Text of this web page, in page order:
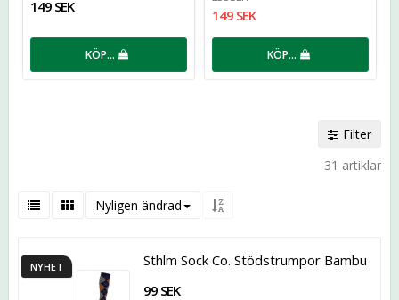
149 SEK
KÖP…
149 SEK
KÖP…
Filter
31 artiklar
Nyligen ändrad
NYHET
Sthlm Sock Co. Stödstrumpor Bambu
99 SEK